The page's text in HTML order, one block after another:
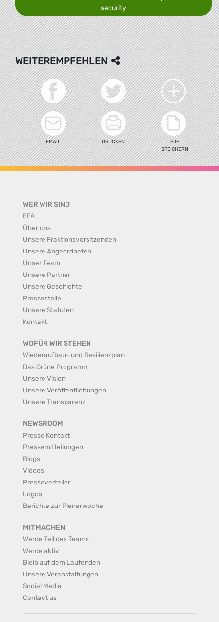
security
WEITEREMPFEHLEN
EMAIL DRUCKEN
PDF
SPEICHERN
WER WIR SIND
EFA
Über uns
Unsere Fraktionsvorsitzenden
Unsere Abgeordneten
Unser Team
Unsere Partner
Unsere Geschichte
Pressestelle
Unsere Statuten
Kontakt
WOFÜR WIR STEHEN
Wiederaufbau- und Resilienzplan
Das Grüne Programm
Unsere Vision
Unsere Veröffentlichungen
Unsere Transparenz
NEWSROOM
Presse Kontakt
Pressemitteilungen
Blogs
Videos
Presseverteiler
Logos
Berichte zur Plenarwoche
MITMACHEN
Werde Teil des Teams
Werde aktiv
Bleib auf dem Laufenden
Unsere Veranstaltungen
Social Media
Contact us